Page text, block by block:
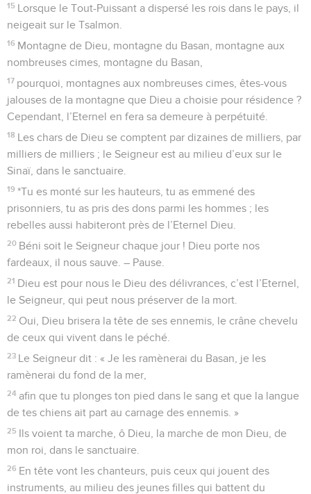
15 Lorsque le Tout-Puissant a dispersé les rois dans le pays, il
neigeait sur le Tsalmon.
16 Montagne de Dieu, montagne du Basan, montagne aux
nombreuses cimes, montagne du Basan,
17 pourquoi, montagnes aux nombreuses cimes, êtes-vous
jalouses de la montagne que Dieu a choisie pour résidence ?
Cependant, l’Eternel en fera sa demeure à perpétuité.
18 Les chars de Dieu se comptent par dizaines de milliers, par
milliers de milliers ; le Seigneur est au milieu d’eux sur le
Sinaï, dans le sanctuaire.
19 *Tu es monté sur les hauteurs, tu as emmené des
prisonniers, tu as pris des dons parmi les hommes ; les
rebelles aussi habiteront près de l’Eternel Dieu.
20 Béni soit le Seigneur chaque jour ! Dieu porte nos
fardeaux, il nous sauve. – Pause.
21 Dieu est pour nous le Dieu des délivrances, c’est l’Eternel,
le Seigneur, qui peut nous préserver de la mort.
22 Oui, Dieu brisera la tête de ses ennemis, le crâne chevelu
de ceux qui vivent dans le péché.
23 Le Seigneur dit : « Je les ramènerai du Basan, je les
ramènerai du fond de la mer,
24 afin que tu plonges ton pied dans le sang et que la langue
de tes chiens ait part au carnage des ennemis. »
25 Ils voient ta marche, ô Dieu, la marche de mon Dieu, de
mon roi, dans le sanctuaire.
26 En tête vont les chanteurs, puis ceux qui jouent des
instruments, au milieu des jeunes filles qui battent du